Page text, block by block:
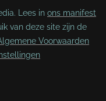
Lees in ons manifest
van deze site zijn de
Voorwaarden